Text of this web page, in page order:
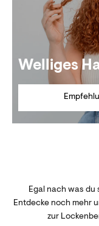
Welliges
Egal nach was
Entdecke noch mehr
zur